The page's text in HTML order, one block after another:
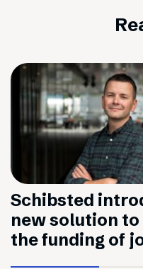
Schibsted
new solution
the funding of